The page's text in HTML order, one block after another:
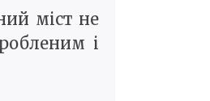
міст не
і